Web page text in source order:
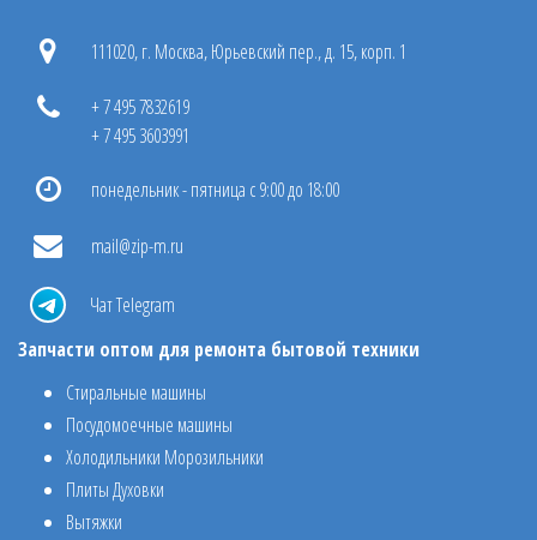
111020, г. Москва, Юрьевский пер., д. 15, корп. 1
+ 7 495 7832619
+ 7 495 3603991
понедельник - пятница с 9:00 до 18:00
mail@zip-m.ru
Чат Telegram
Запчасти оптом для ремонта бытовой техники
Стиральные машины
Посудомоечные машины
Холодильники Морозильники
Плиты Духовки
Вытяжки